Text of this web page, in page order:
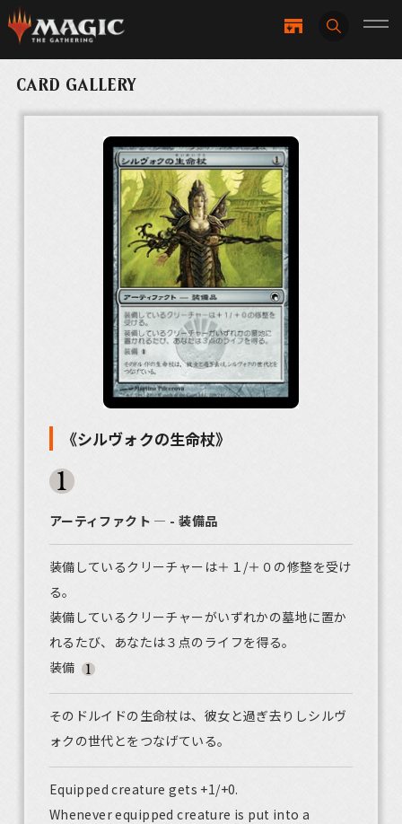
CARD GALLERY
《シルヴォクの生命杖》
アーティファクト ― - 装備品
装備しているクリーチャーは＋１/＋０の修整を受け
る。
装備しているクリーチャーがいずれかの墓地に置か
れるたび、あなたは３点のライフを得る。
装備
そのドルイドの生命杖は、彼女と過ぎ去りしシルヴ
ォクの世代とをつなげている。
Equipped creature gets +1/+0.
Whenever equipped creature is put into a